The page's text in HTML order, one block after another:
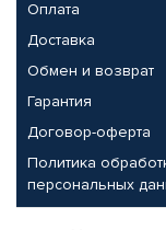
Оплата
Доставка
Обмен и возврат
Гарантия
Договор-оферта
Политика
персональных